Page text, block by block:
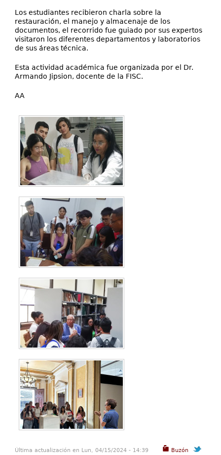
Los estudiantes recibieron charla sobre la
restauración, el manejo y almacenaje de los
documentos, el recorrido fue guiado por sus expertos
visitaron los diferentes departamentos y laboratorios
de sus áreas técnica.
Esta actividad académica fue organizada por el Dr.
Armando Jipsion, docente de la FISC.
AA
Buzón
Última actualización en Lun, 04/15/2024 - 14:39